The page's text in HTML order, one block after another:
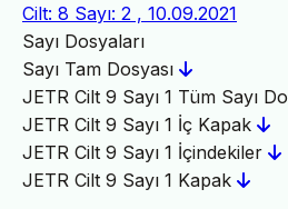
Cilt: 8 Sayı: 2 , 10.09.2021
Sayı Dosyaları
Sayı Tam Dosyası
JETR Cilt 9 Sayı 1 Tüm Sayı
JETR Cilt 9 Sayı 1 İç Kapak
JETR Cilt 9 Sayı 1 İçindekiler
JETR Cilt 9 Sayı 1 Kapak